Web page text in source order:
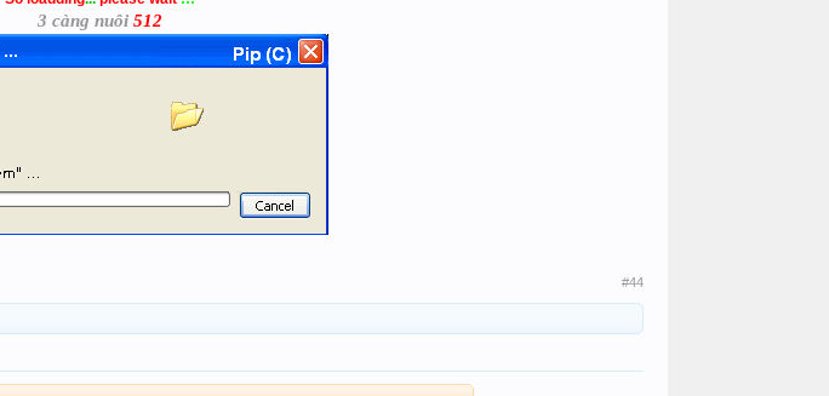
3 càng nuôi 512
#44